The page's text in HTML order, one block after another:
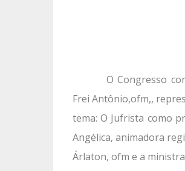
O Congresso
Frei Antônio,ofm,,
tema: O Jufrista como
Angélica, animadora
Árlaton, ofm e a